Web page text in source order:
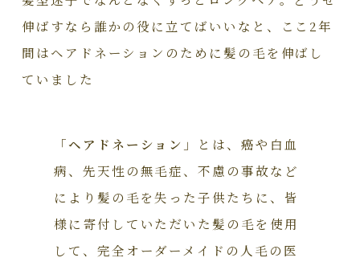
伸ばすなら誰かの役に立てばいいなと、ここ2年
間はヘアドネーションのために髪の毛を伸ばし
ていました
「ヘアドネーション 」とは、癌や白血
病、先天性の無毛症、不慮の事故など
により髪の毛を失った子供たちに、皆
様に寄付していただいた髪の毛を使用
して、完全オーダーメイドの人毛の医